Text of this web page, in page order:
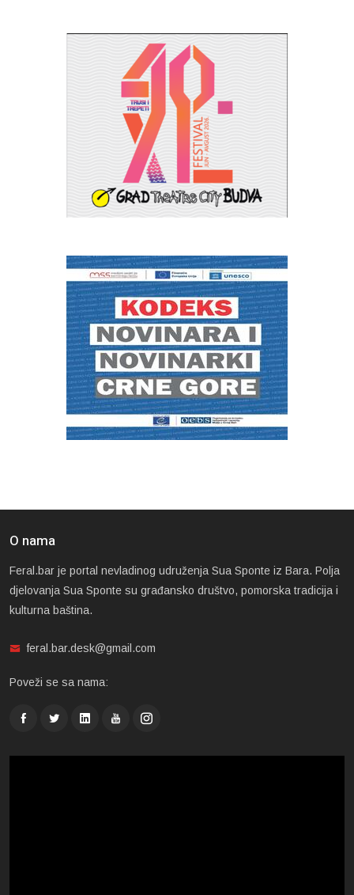
O nama
Feral.bar je portal nevladinog udruženja Sua Sponte iz Bara. Polja
djelovanja Sua Sponte su građansko društvo, pomorska tradicija i
kulturna baština.
feral.bar.desk@gmail.com
Poveži se sa nama: